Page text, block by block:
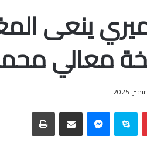
ينعى
معالي
بينتيريستسكايب ماسنجر مشاركة عبر البريد الطباعة